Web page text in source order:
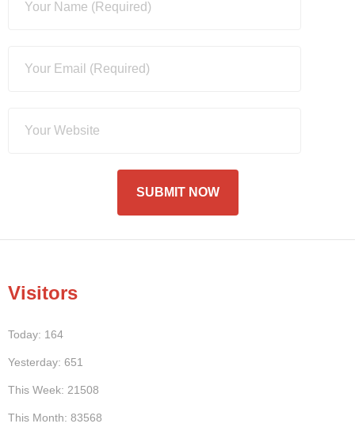
Visitors
Today: 164
Yesterday: 651
This Week: 21508
This Month: 83568